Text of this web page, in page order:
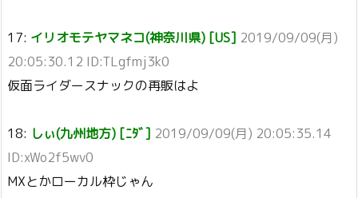
17: イリオモテヤマネコ(神奈川県) [US] 2019/09/09(月)
20:05:30.12 ID:TLgfmj3k0
仮面ライダースナックの再販はよ
18: しぃ(九州地方) [ﾆﾀﾞ] 2019/09/09(月) 20:05:35.14
ID:xWo2f5wv0
MXとかローカル枠じゃん